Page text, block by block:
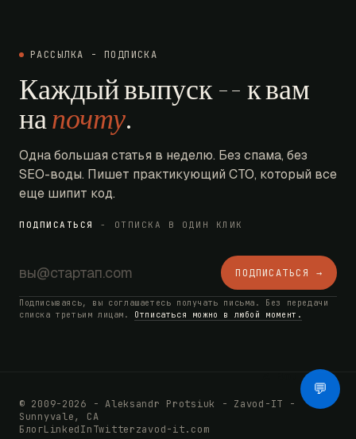
РАССЫЛКА - ПОДПИСКА
Каждый выпуск -- к вам
напочту.
Одна большая статья в неделю. Без спама, без
SEO-воды. Пишет практикующий CTO, который все
еще шипит код.
ПОДПИСАТЬСЯ - ОТПИСКА В ОДИН КЛИК
ПОДПИСАТЬСЯ →
Подписываясь, вы соглашаетесь получать письма. Без передачи
списка третьим лицам. Отписаться можно в любой момент.
© 2009-2026 - Aleksandr Protsiuk - Zavod-IT -
Sunnyvale, CA
БлогLinkedInTwitterzavod-it.com
💬